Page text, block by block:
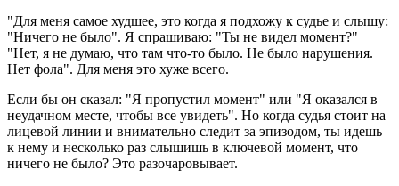
"Для меня самое худшее, это когда я подхожу к судье и слышу:
"Ничего не было". Я спрашиваю: "Ты не видел момент?"
"Нет, я не думаю, что там что-то было. Не было нарушения.
Нет фола". Для меня это хуже всего.
Если бы он сказал: "Я пропустил момент" или "Я оказался в
неудачном месте, чтобы все увидеть". Но когда судья стоит на
лицевой линии и внимательно следит за эпизодом, ты идешь
к нему и несколько раз слышишь в ключевой момент, что
ничего не было? Это разочаровывает.